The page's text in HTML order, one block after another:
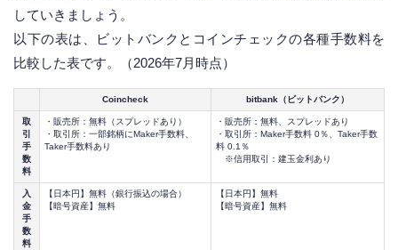
していきましょう。
以下の表は、ビットバンクとコインチェックの各種手数料を
比較した表です。（2026年7月時点）
Coincheck bitbank（ビットバンク）
取
引
手
数
料
・販売所：無料（スプレッドあり）
・取引所：一部銘柄にMaker手数料、
Taker手数料あり
・販売所：無料、スプレッドあり
・取引所：Maker手数料 0％、Taker手数
料 0.1％
※信用取引：建玉金利あり
入
金
手
数
料
【日本円】無料（銀行振込の場合）
【暗号資産】無料
【日本円】無料
【暗号資産】無料